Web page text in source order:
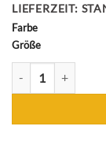
LIEFERZEIT:
Farbe
Größe